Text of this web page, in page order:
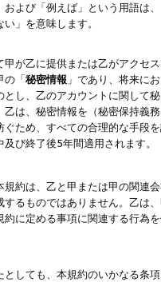
よび「例えば」という用語は
」を意味します。
が乙に提供または乙がアクセ
の「秘密情報 」であり、将来に
し、乙のアカウントに関して
は、秘密情報を（秘密保持義
ため、すべての合理的な手段
び終了後5年間適用されます。
約は、乙と甲または甲の関連
るものではありません。乙は
に定める事項に関連する行為
しても、本規約のいかなる条